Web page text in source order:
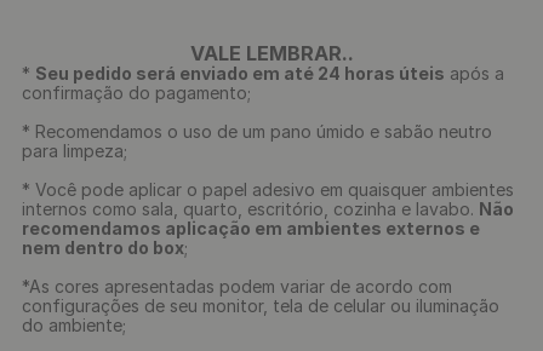
VALE LEMBRAR..
* Seu pedido será enviado em até 24 horas úteis após a
confirmação do pagamento;
* Recomendamos o uso de um pano úmido e sabão neutro
para limpeza;
* Você pode aplicar o papel adesivo em quaisquer ambientes
internos como sala, quarto, escritório, cozinha e lavabo. Não
recomendamos aplicação em ambientes externos e
nem dentro do box;
*As cores apresentadas podem variar de acordo com
configurações de seu monitor, tela de celular ou iluminação
do ambiente;